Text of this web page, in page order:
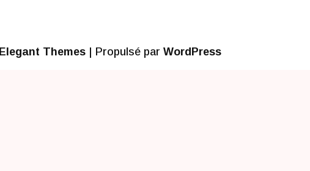
Elegant Themes | Propulsé parWordPress